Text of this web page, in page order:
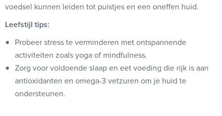
voedsel kunnen leiden tot puistjes en een oneffen huid.
Leefstijl tips:
Probeer stress te verminderen met ontspannende
activiteiten zoals yoga of mindfulness.
Zorg voor voldoende slaap en eet voeding die rijk is aan
antioxidanten en omega-3 vetzuren om je huid te
ondersteunen.